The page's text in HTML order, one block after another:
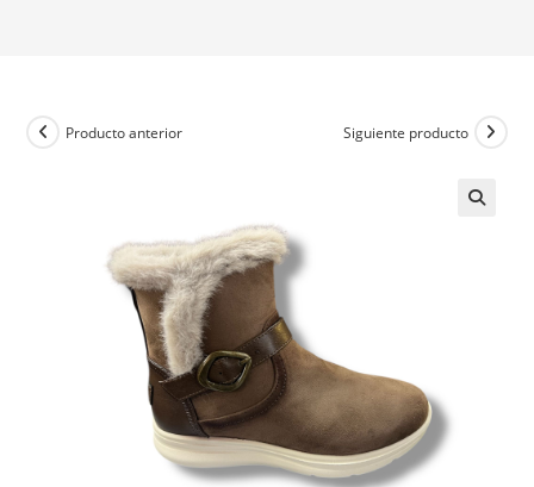
Producto anterior Siguiente producto